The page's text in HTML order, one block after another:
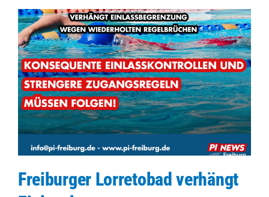
Freiburger Lorretobad verhängt